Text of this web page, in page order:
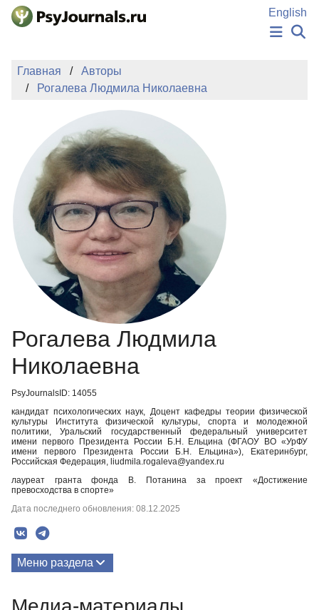
Перейти к основному содержанию
English
ИЗДАНИЯ
ПОДАТЬ РУКОПИСЬ
БАЗА ЗНАНИЙ
КЛЮЧЕВЫЕ СЛОВА
Регистрация
Главная
Авторы
Рогалева Людмила Николаевна
Рогалева Людмила
Николаевна
PsyJournalsID: 14055
кандидат психологических наук, Доцент кафедры теории физической
культуры Института физической культуры, спорта и молодежной
политики, Уральский государственный федеральный университет
имени первого Президента России Б.Н. Ельцина (ФГАОУ ВО «УрФУ
имени первого Президента России Б.Н. Ельцина»), Екатеринбург,
Российская Федерация, liudmila.rogaleva@yandex.ru
лауреат гранта фонда В. Потанина за проект «Достижение
превосходства в спорте»
Дата последнего обновления: 08.12.2025
Меню раздела